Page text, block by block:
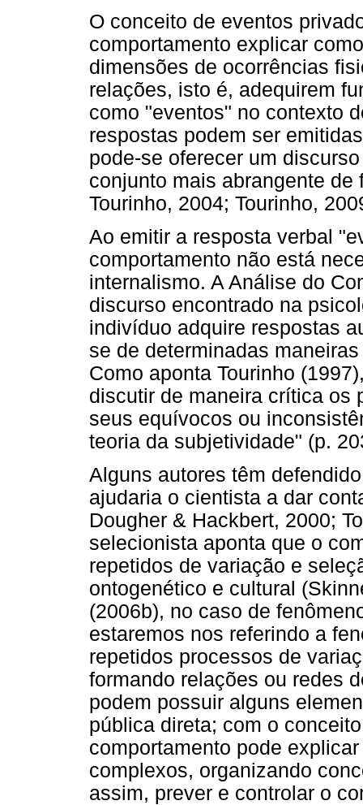
O conceito de eventos
comportamento explicar
dimensões de ocorrências
relações, isto é, adequirem
como "eventos" no contexto
respostas podem ser
pode-se oferecer um
conjunto mais abrangente
Tourinho, 2004; Tourinho,
Ao emitir a resposta verbal
comportamento não está
internalismo. A Análise do
discurso encontrado na
indivíduo adquire respostas
se de determinadas
Como aponta Tourinho
discutir de maneira crítica os
seus equívocos ou
teoria da subjetividade" (p.
Alguns autores têm
ajudaria o cientista a dar
Dougher & Hackbert, 2000;
selecionista aponta que o
repetidos de variação e
ontogenético e cultural
(2006b), no caso de
estaremos nos referindo a
repetidos processos de
formando relações ou redes
podem possuir alguns
pública direta; com o
comportamento pode
complexos, organizando
assim, prever e controlar o